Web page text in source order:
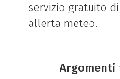
servizio gratuito
allerta meteo.